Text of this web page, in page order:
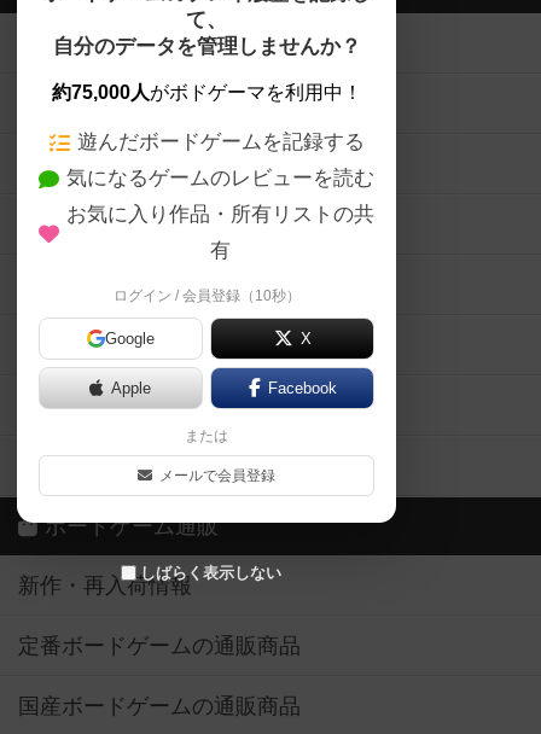
て、
自分のデータを管理しませんか？
約75,000人がボドゲーマを利用中！
遊んだボードゲームを記録する
気になるゲームのレビューを読む
お気に入り作品・所有リストの共
有
ログイン / 会員登録（10秒）
Google X
Apple Facebook
または
メールで会員登録
しばらく表示しない
ボードゲームを検索する
ボードゲームの新着レビュー
ボードゲーム会情報
メカニクス特集
掲示板・トピックス
ボドとも・会員一覧
ボードゲーム業界コラム
ボドゲーマご利用案内
ボードゲーム通販
新作・再入荷情報
定番ボードゲームの通販商品
国産ボードゲームの通販商品